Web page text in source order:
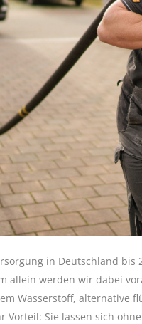
in Deutschland
allein werden wir dabei
Wasserstoff, alternative
Vorteil: Sie lassen sich